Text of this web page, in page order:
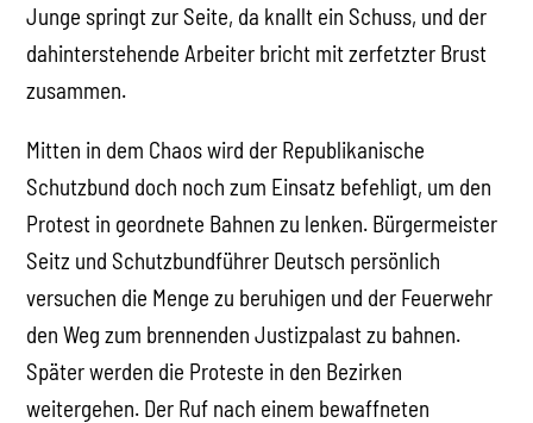
Junge springt zur Seite, da knallt ein Schuss, und der
dahinterstehende Arbeiter bricht mit zerfetzter Brust
zusammen.
Mitten in dem Chaos wird der Republikanische
Schutzbund doch noch zum Einsatz befehligt, um den
Protest in geordnete Bahnen zu lenken. Bürgermeister
Seitz und Schutzbundführer Deutsch persönlich
versuchen die Menge zu beruhigen und der Feuerwehr
den Weg zum brennenden Justizpalast zu bahnen.
Später werden die Proteste in den Bezirken
weitergehen. Der Ruf nach einem bewaffneten